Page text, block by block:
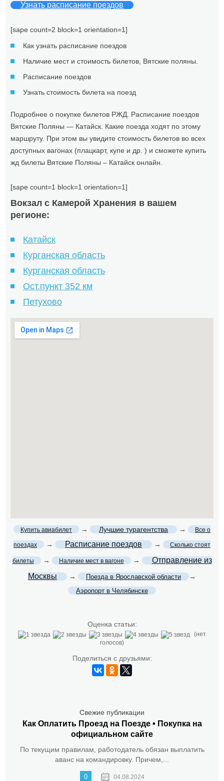
Узнать расписание поездов
[sape count=2 block=1 orientation=1]
Как узнать расписание поездов
Наличие мест и стоимость билетов, Вятские поляны.
Расписание поездов
Узнать стоимость билета на поезд
Подробнее о покупке билетов РЖД. Расписание поездов
Вятские Поляны — Катайск. Какие поезда ходят по этому
маршруту. При этом вы увидите стоимость билетов во всех
доступных вагонах (плацкарт, купе и др. ) и сможете купить
жд билеты Вятские Поляны – Катайск онлайн.
[sape count=1 block=1 orientation=1]
Вокзал с Камерой Хранения в вашем
регионе:
Катайск
Курганская область
Курганская область
Ост.пункт 352 км
Петухово
Купить авиабилет → Лучшие турагентства → Все о
поездах → Расписание поездов → Сколько стоят
билеты → Наличие мест в вагоне →
Отправление из
Москвы
→ Поезда в Ярославской области →
Аэропорт в Челябинске
Оценка статьи:
(нет
голосов)
Поделиться с друзьями:
Свежие публикации
Как Оплатить Проезд на Поезде • Покупка на
официальном сайте
По текущим правилам, работодатель обязан выплатить
аванс на командировку. Причем,...
0 04.08.2024